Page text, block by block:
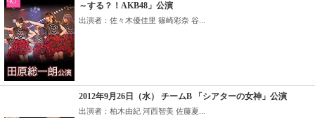
～する？！AKB48」公演
出演者：佐々木優佳里 篠崎彩奈 谷...
2012年9月26日（水） チームB 「シアターの女神」公演
出演者：柏木由紀 河西智美 佐藤夏...